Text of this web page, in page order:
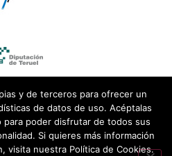
y de terceros para ofrecer un
de datos de uso. Acéptalas
para poder disfrutar de todos sus
Si quieres más información
visita nuestra Política de Cookies.